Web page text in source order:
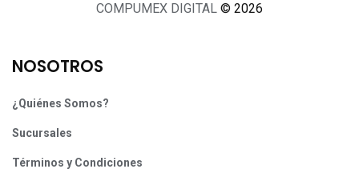
COMPUMEX DIGITAL © 2026
NOSOTROS
¿Quiénes Somos?
Sucursales
Términos y Condiciones